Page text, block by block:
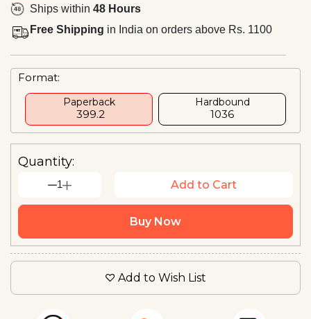
Ships within 48 Hours
Free Shipping in India on orders above Rs. 1100
Format:
Paperback
₹ 399.2
Hardbound
₹1036
Quantity:
1 Add to Cart
Buy Now
Add to Wish List